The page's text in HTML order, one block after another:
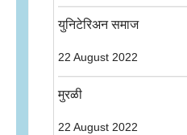
युनिटेरिअन समाज
22 August 2022
मुरळी
22 August 2022